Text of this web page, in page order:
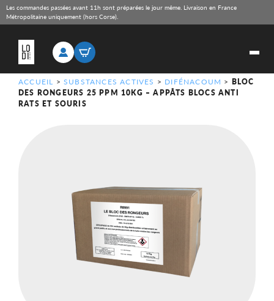
Les commandes passées avant 11h sont préparées le jour même. Livraison en France
Métropolitaine uniquement (hors Corse).
ACCUEIL >SUBSTANCES ACTIVES > DIFÉNACOUM > BLOC
DES RONGEURS 25 PPM 10KG – APPÂTS BLOCS ANTI
RATS ET SOURIS